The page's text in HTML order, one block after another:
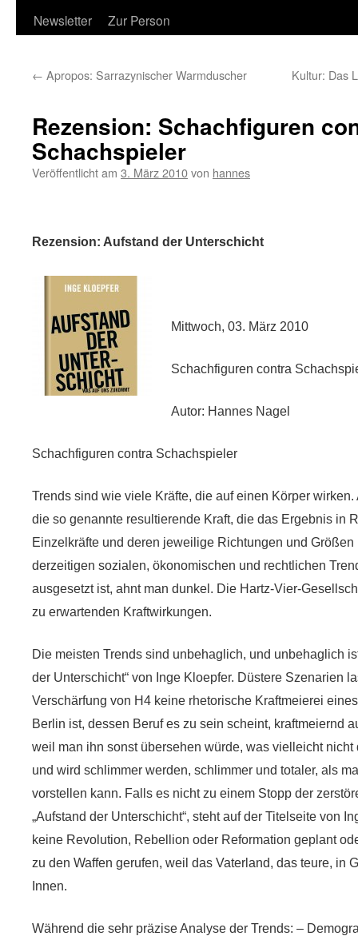
Newsletter
Zur Person
← Apropos: Sarrazynischer Warmduscher Kultur: Das
Rezension: Schachfiguren
Schachspieler
Veröffentlicht am 3. März 2010von hannes
Rezension: Aufstand der Unterschicht
Mittwoch, 03. März 2010
Schachfiguren contra
Autor: Hannes Nagel
Schachfiguren contra Schachspieler
Trends sind wie viele Kräfte, die auf einen Körper
die so genannte resultierende Kraft, die das Ergebnis in
Einzelkräfte und deren jeweilige Richtungen und
derzeitigen sozialen, ökonomischen und rechtlichen
ausgesetzt ist, ahnt man dunkel. Die Hartz-Vier-
zu erwartenden Kraftwirkungen.
Die meisten Trends sind unbehaglich, und unbehaglich
der Unterschicht“ von Inge Kloepfer. Düstere Szenarien
Verschärfung von H4 keine rhetorische Kraftmeierei
Berlin ist, dessen Beruf es zu sein scheint, kraftmeiernd
weil man ihn sonst übersehen würde, was vielleicht
und wird schlimmer werden, schlimmer und totaler, als
vorstellen kann. Falls es nicht zu einem Stopp der
„Aufstand der Unterschicht“, steht auf der Titelseite von
keine Revolution, Rebellion oder Reformation geplant
zu den Waffen gerufen, weil das Vaterland, das teure, in
Innen.
Während die sehr präzise Analyse der Trends: –